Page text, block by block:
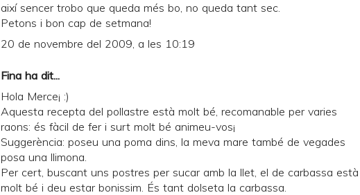
així sencer trobo que queda més bo, no queda tant sec.
Petons i bon cap de setmana!
20 de novembre del 2009, a les 10:19
Fina ha dit...
Hola Merce¡ :)
Aquesta recepta del pollastre està molt bé, recomanable per varies
raons: és fàcil de fer i surt molt bé animeu-vos¡
Suggerència: poseu una poma dins, la meva mare també de vegades
posa una llimona.
Per cert, buscant uns postres per sucar amb la llet, el de carbassa està
molt bé i deu estar bonissim. És tant dolseta la carbassa.